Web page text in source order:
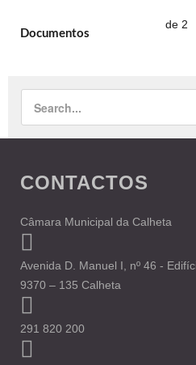
de 2
Documentos
CONTACTOS
Câmara Municipal da Calheta
Avenida D. Manuel I, nº 46 -
9370 – 135 Calheta
291 820 200